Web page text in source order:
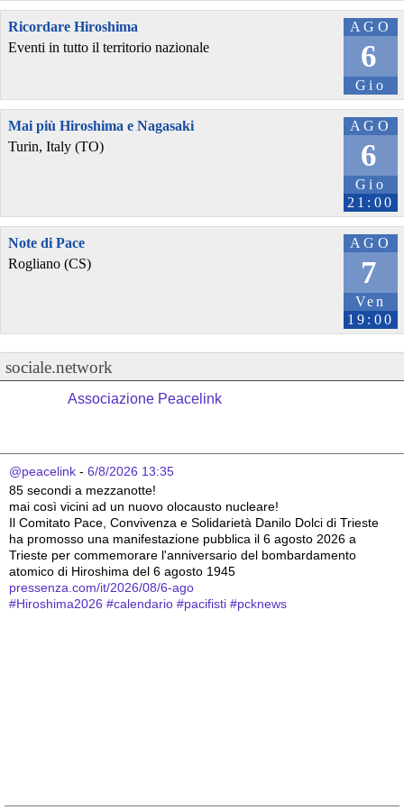
AGO
6
Gio
Ricordare Hiroshima
Eventi in tutto il territorio nazionale
AGO
6
Gio
21:00
Mai più Hiroshima e Nagasaki
Turin, Italy (TO)
AGO
7
Ven
19:00
Note di Pace
Rogliano (CS)
sociale.network
Associazione Peacelink
@peacelink - 6/8/2026 13:35
85 secondi a mezzanotte!
mai così vicini ad un nuovo olocausto nucleare!
Il Comitato Pace, Convivenza e Solidarietà Danilo Dolci di Trieste
ha promosso una manifestazione pubblica il 6 agosto 2026 a
Trieste per commemorare l'anniversario del bombardamento
atomico di Hiroshima del 6 agosto 1945
pressenza.com/it/2026/08/6-ago
#Hiroshima2026 #calendario #pacifisti #pcknews